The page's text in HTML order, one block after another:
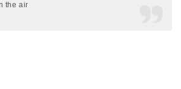
the air